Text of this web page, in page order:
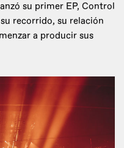
su primer EP, Control
recorrido, su relación
a producir sus